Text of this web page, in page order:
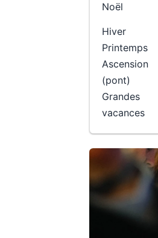
Noël
Hiver
Printemps
Ascension
(pont)
Grandes
vacances